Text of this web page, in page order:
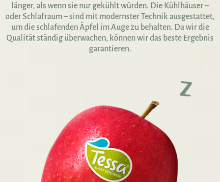
länger, als wenn sie nur gekühlt würden. Die Kühlhäuser –
oder Schlafraum – sind mit modernster Technik ausgestattet,
um die schlafenden Äpfel im Auge zu behalten. Da wir die
Qualität ständig überwachen, können wir das beste Ergebnis
garantieren.